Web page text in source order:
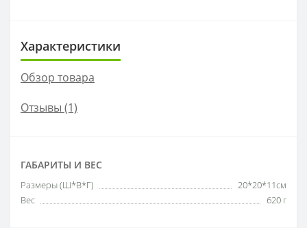
Характеристики
Обзор товара
Отзывы (1)
ГАБАРИТЫ И ВЕС
Размеры (Ш*В*Г)
20*20*11см
Вес
620 г